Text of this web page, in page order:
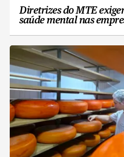
Diretrizes do MTE
saúde mental nas